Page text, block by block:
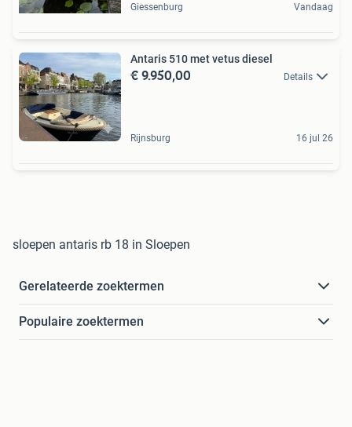
Giessenburg Vandaag
Antaris 510 met vetus diesel
€ 9.950,00 Details
Rijnsburg 16 jul 26
sloepen antaris rb 18 in Sloepen
Gerelateerde zoektermen
Populaire zoektermen